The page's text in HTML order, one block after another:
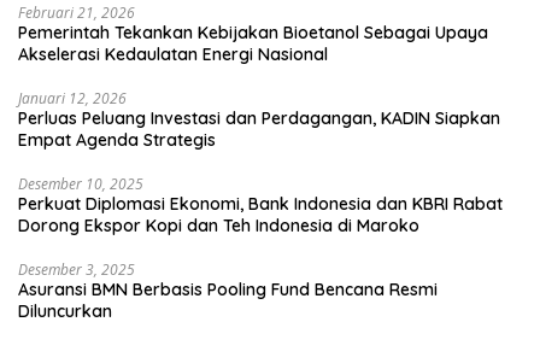
Februari 21, 2026
Pemerintah Tekankan Kebijakan Bioetanol Sebagai Upaya
Akselerasi Kedaulatan Energi Nasional
Januari 12, 2026
Perluas Peluang Investasi dan Perdagangan, KADIN Siapkan
Empat Agenda Strategis
Desember 10, 2025
Perkuat Diplomasi Ekonomi, Bank Indonesia dan KBRI Rabat
Dorong Ekspor Kopi dan Teh Indonesia di Maroko
Desember 3, 2025
Asuransi BMN Berbasis Pooling Fund Bencana Resmi
Diluncurkan